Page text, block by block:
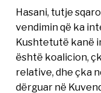
Hasani, tutje
vendimin që ka
Kushtetutë kanë
është koalicion,
relative, dhe çka
dërguar në